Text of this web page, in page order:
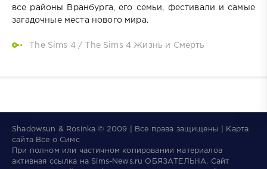
все районы Вранбурга, его семьи, фестивали и самые
загадочные места нового мира.
The Sims 4/ The Sims 4 Жизнь и Смерть
Shadowsun & Rosinka © 2009 | Все права защищены | Карта
сайта Все о Симс
При полном или частичном копировании материалов
активная ссылка на Sims-News.ru ОБЯЗАТЕЛЬНА. Сайт